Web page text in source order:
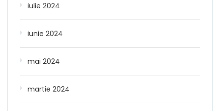
iulie 2024
iunie 2024
mai 2024
martie 2024